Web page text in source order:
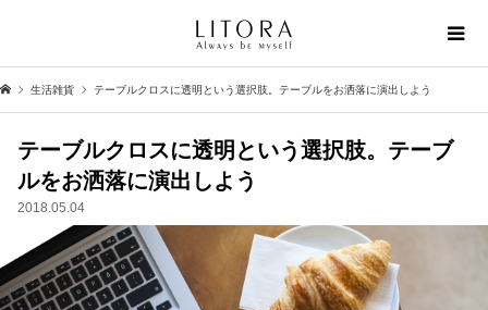
生活雑貨 テーブルクロスに透明という選択肢。テーブルをお洒落に演出しよう
テーブルクロスに透明という選択肢。テーブ
ルをお洒落に演出しよう
2018.05.04